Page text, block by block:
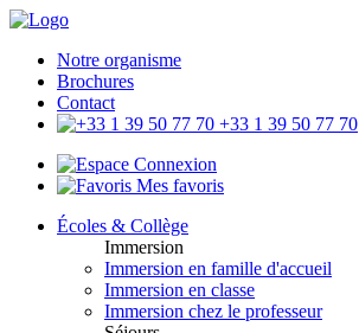
Notre organisme
Brochures
Contact
+33 1 39 50 77 70
Connexion
Mes favoris
Écoles & Collège
Immersion
Immersion en famille d'accueil
Immersion en classe
Immersion chez le professeur